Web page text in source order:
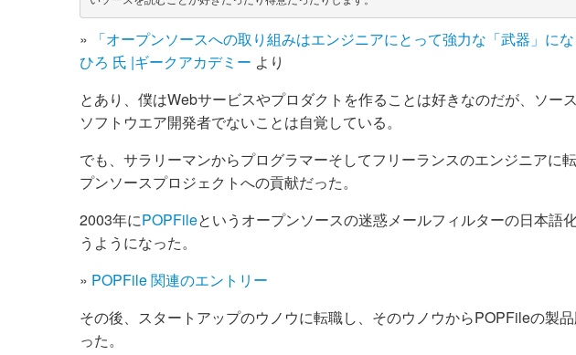
»
「オープンソースへの取り組みはエンジニアにとって強力な「武器」に
ひろ 氏 |ギークアカデミー より
とあり、僕はWebサービスやプロダクトを作ることは好きなのだが、ソー
ソフトウエア開発者でないことは自覚している。
でも、サラリーマンからプログラマーそしてフリーランスのエンジニアに
プンソースプロジェクトへの貢献だった。
2003年にPOPFileというオープンソースの迷惑メールフィルターの日本語
うようになった。
» POPFile 関連のエントリー
その後、スタートアップのウノウに転職し、そのウノウからPOPFileの製
った。